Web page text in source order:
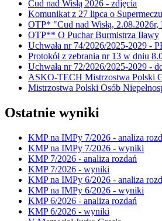
Cud nad Wisłą 2026 - zdjęcia
Komunikat z 27 lipca o
OTP* "Cud nad Wisłą, 2.08.2026r,
OTP** O Puchar Burmistrza Iławy
Uchwała nr 74/2026/2025-2029 -
Protokół z zebrania nr 13 w dniu
Uchwała nr 72/2026/2025-2029 -
ASKO-TECH Mistrzostwa Polski
Mistrzostwa Polski Osób
Ostatnie wyniki
KMP na IMPy 7/2026 - analiza
KMP na IMPy 7/2026 - wyniki
KMP 7/2026 - analiza rozdań
KMP 7/2026 - wyniki
KMP na IMPy 6/2026 - analiza
KMP na IMPy 6/2026 - wyniki
KMP 6/2026 - analiza rozdań
KMP 6/2026 - wyniki